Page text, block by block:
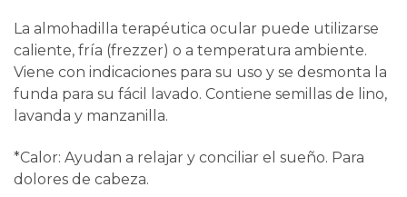
La almohadilla terapéutica ocular puede utilizarse
caliente, fría (frezzer) o a temperatura ambiente.
Viene con indicaciones para su uso y se desmonta la
funda para su fácil lavado. Contiene semillas de lino,
lavanda y manzanilla.
*Calor: Ayudan a relajar y conciliar el sueño. Para
dolores de cabeza.